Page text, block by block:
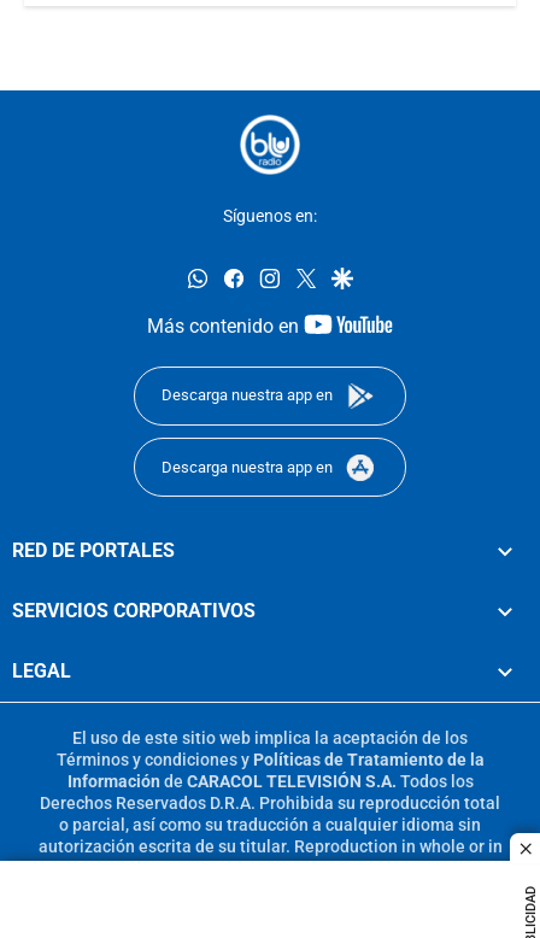
Síguenos en:
whatsappfacebookinstagram
twittergoogle
Más contenido en
youtube-
Descarga nuestra app en
Descarga nuestra app en
RED DE PORTALES
SERVICIOS CORPORATIVOS
LEGAL
El uso de este sitio web implica la aceptación de los
Términos y condicionesy Políticas de Tratamiento de la
Información de CARACOL TELEVISIÓN S.A. Todos los
Derechos Reservados D.R.A. Prohibida su reproducción total
o parcial, así como su traducción a cualquier idioma sin
autorización escrita de su titular. Reproduction in whole or in